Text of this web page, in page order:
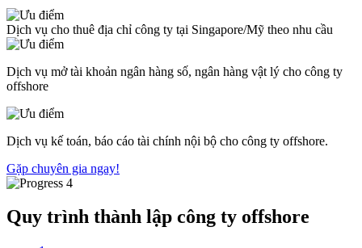
Dịch vụ cho thuê địa chỉ công ty tại Singapore/Mỹ theo nhu cầu
Dịch vụ mở tài khoản ngân hàng số, ngân hàng vật lý cho công ty
offshore
Dịch vụ kế toán, báo cáo tài chính nội bộ cho công ty offshore.
Gặp chuyên gia ngay!
Quy trình thành lập công ty offshore